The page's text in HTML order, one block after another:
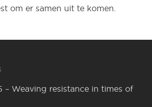
om er samen uit te komen.
– Weaving resistance in times of